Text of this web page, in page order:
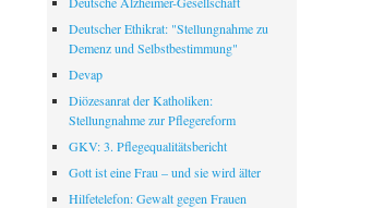
Deutscher Ethikrat: "Stellungnahme zu
Demenz und Selbstbestimmung"
Devap
Diözesanrat der Katholiken:
Stellungnahme zur Pflegereform
GKV: 3. Pflegequalitätsbericht
Gott ist eine Frau – und sie wird älter
Hilfetelefon: Gewalt gegen Frauen